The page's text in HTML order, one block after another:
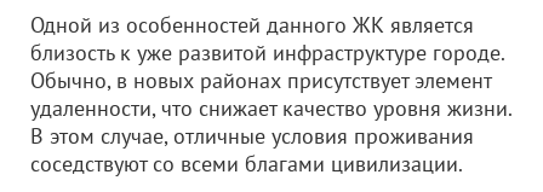
Одной из особенностей данного ЖК является
близость к уже развитой инфраструктуре городе.
Обычно, в новых районах присутствует элемент
удаленности, что снижает качество уровня жизни.
В этом случае, отличные условия проживания
соседствуют со всеми благами цивилизации.